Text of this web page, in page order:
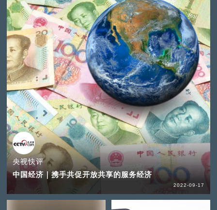
央视快评
中国经济｜携手共促开放共享的服务经济
2022-09-17